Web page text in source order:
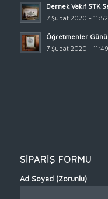
Dernek Vakıf STK
7 Şubat 2020 - 11:52
Öğretmenler Günü
7 Şubat 2020 - 11:49
SİPARİŞ FORMU
Ad Soyad (Zorunlu)